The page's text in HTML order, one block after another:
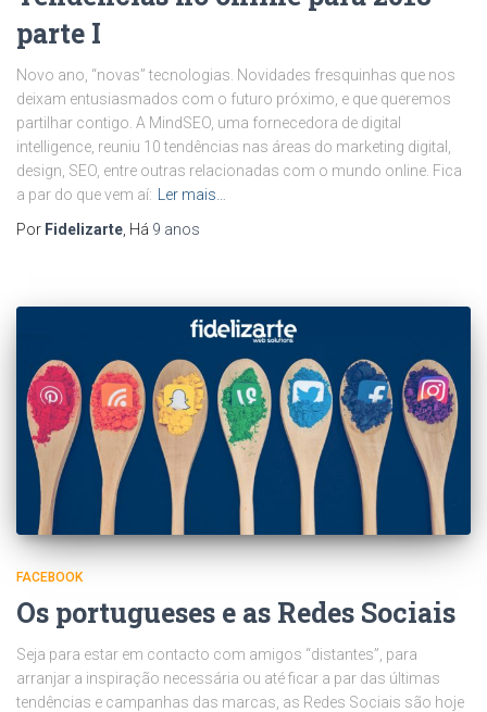
parte I
Novo ano, “novas” tecnologias. Novidades fresquinhas que nos
deixam entusiasmados com o futuro próximo, e que queremos
partilhar contigo. A MindSEO, uma fornecedora de digital
intelligence, reuniu 10 tendências nas áreas do marketing digital,
design, SEO, entre outras relacionadas com o mundo online. Fica
a par do que vem aí:
Ler mais…
Por Fidelizarte , Há 9 anos
FACEBOOK
Os portugueses e as Redes Sociais
Seja para estar em contacto com amigos “distantes”, para
arranjar a inspiração necessária ou até ficar a par das últimas
tendências e campanhas das marcas, as Redes Sociais são hoje